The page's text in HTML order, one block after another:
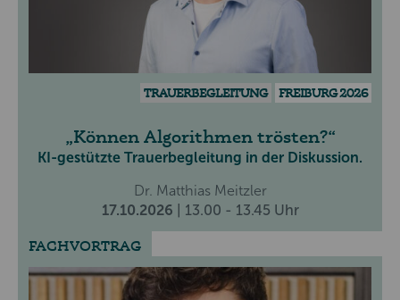
TRAUERBEGLEITUNG FREIBURG 2026
Können Algorithmen trösten?
KI-gestützte Trauerbegleitung in der Diskussion.
Dr. Matthias Meitzler
17.10.2026
| 13.00 - 13.45 Uhr
FACHVORTRAG